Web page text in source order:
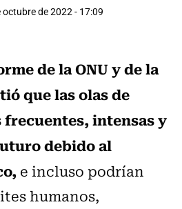
octubre de 2022 - 17:09
de la ONU y de la
que las olas de
frecuentes, intensas y
debido al
e incluso podrían
humanos,